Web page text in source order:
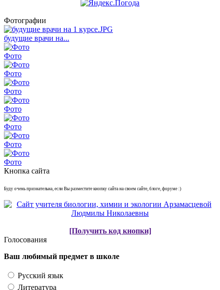
Фотографии
будущие врачи на...
Фото
Фото
Фото
Фото
Фото
Фото
Фото
Кнопка сайта
Буду очень признательна, если Вы разместите кнопку сайта на своем сайте, блоге, форуме :)
[Получить код кнопки]
Голосования
Ваш любимый предмет в школе
Русский язык
Литература